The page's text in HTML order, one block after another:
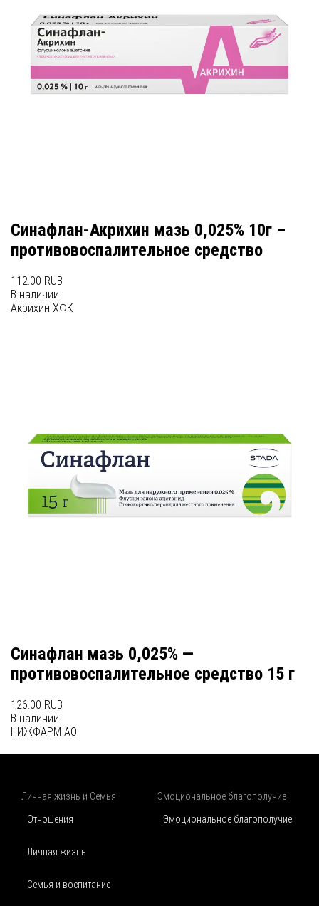
Синафлан-Акрихин мазь 0,025% 10г –
противовоспалительное средство
112.00 RUB
В наличии
Акрихин ХФК
Синафлан мазь 0,025% —
противовоспалительное средство 15 г
126.00 RUB
В наличии
НИЖФАРМ АО
Личная жизнь и Семья
Отношения
Личная жизнь
Семья и воспитание
Эмоциональное благополучие
Эмоциональное благополучие